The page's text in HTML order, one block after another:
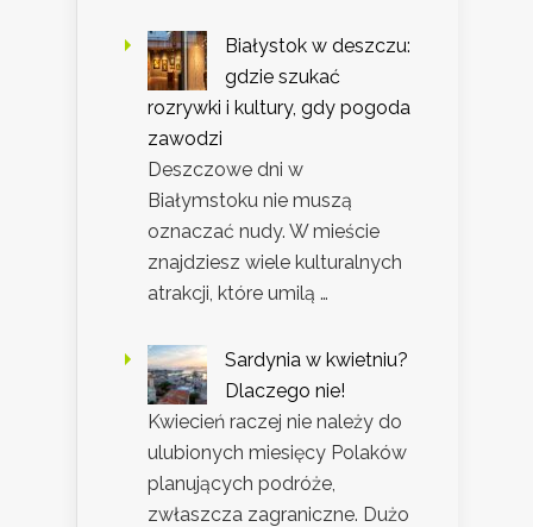
Białystok w deszczu:
gdzie szukać
rozrywki i kultury, gdy pogoda
zawodzi
Deszczowe dni w
Białymstoku nie muszą
oznaczać nudy. W mieście
znajdziesz wiele kulturalnych
atrakcji, które umilą …
Sardynia w kwietniu?
Dlaczego nie!
Kwiecień raczej nie należy do
ulubionych miesięcy Polaków
planujących podróże,
zwłaszcza zagraniczne. Dużo